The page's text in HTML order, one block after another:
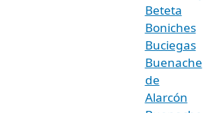
Beteta
Boniches
Buciegas
Buenache
de
Alarcón